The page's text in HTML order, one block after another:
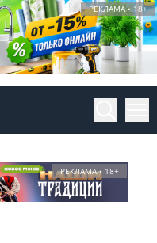
РЕКЛАМА • 18+
РЕКЛАМА • 18+